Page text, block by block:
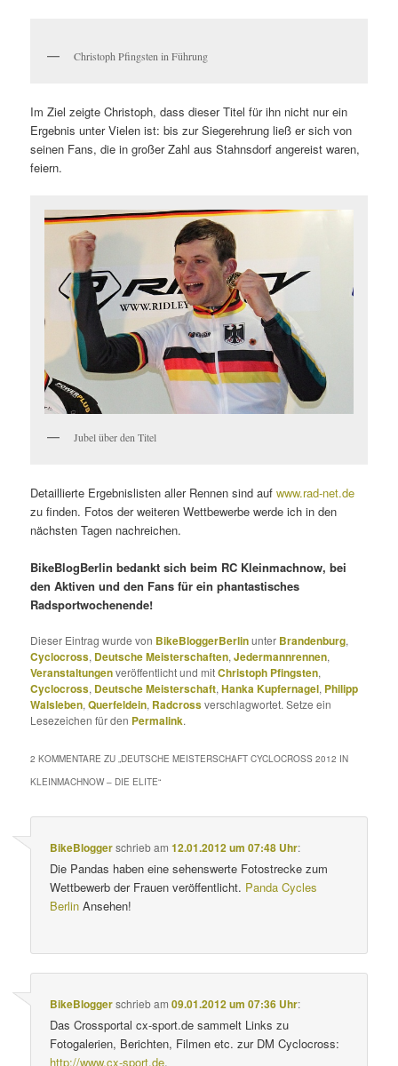
Christoph Pfingsten in Führung
Im Ziel zeigte Christoph, dass dieser Titel für ihn nicht nur ein
Ergebnis unter Vielen ist: bis zur Siegerehrung ließ er sich von
seinen Fans, die in großer Zahl aus Stahnsdorf angereist waren,
feiern.
Jubel über den Titel
Detaillierte Ergebnislisten aller Rennen sind aufwww.rad-net.de
zu finden. Fotos der weiteren Wettbewerbe werde ich in den
nächsten Tagen nachreichen.
BikeBlogBerlin bedankt sich beim RC Kleinmachnow, bei
den Aktiven und den Fans für ein phantastisches
Radsportwochenende!
Dieser Eintrag wurde von BikeBloggerBerlinunter Brandenburg,
Cyclocross, Deutsche Meisterschaften,Jedermannrennen,
Veranstaltungenveröffentlicht und mitChristoph Pfingsten,
Cyclocross, Deutsche Meisterschaft,Hanka Kupfernagel, Philipp
Walsleben,Querfeldein, Radcrossverschlagwortet. Setze ein
Lesezeichen für den Permalink.
2 KOMMENTARE ZU „DEUTSCHE MEISTERSCHAFT CYCLOCROSS 2012 IN
KLEINMACHNOW – DIE ELITE“
BikeBloggerschriebam12.01.2012 um 07:48 Uhr:
Die Pandas haben eine sehenswerte Fotostrecke zum
Wettbewerb der Frauen veröffentlicht. Panda Cycles
Berlin Ansehen!
BikeBloggerschriebam09.01.2012 um 07:36 Uhr:
Das Crossportal cx-sport.de sammelt Links zu
Fotogalerien, Berichten, Filmen etc. zur DM Cyclocross:
http://www.cx-sport.de.